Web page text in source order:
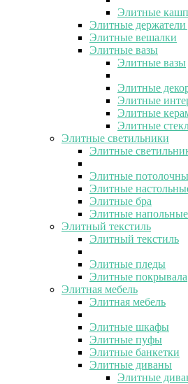
Элитные
Элитные держатели
Элитные вешалки
Элитные вазы
Элитные вазы
Элитные
Элитные
Элитные
Элитные
Элитные светильники
Элитные
Элитные
Элитные
Элитные бра
Элитные
Элитный текстиль
Элитный текстиль
Элитные пледы
Элитные покрывала
Элитная мебель
Элитная мебель
Элитные шкафы
Элитные пуфы
Элитные банкетки
Элитные диваны
Элитные